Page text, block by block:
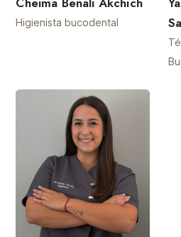
Higienista bucodental